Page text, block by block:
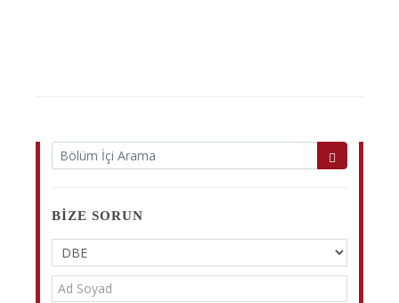
BIZE SORUN